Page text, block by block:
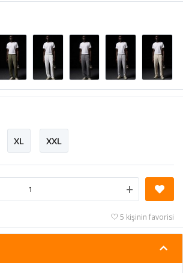
XL XXL
+
5 kişinin favorisi